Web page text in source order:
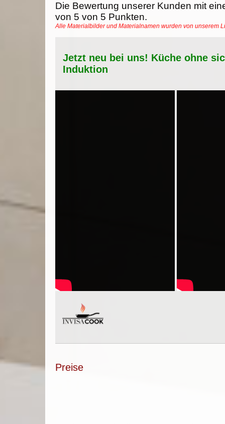
Die Bewertung unserer Kunden mit
von 5 von 5 Punkten.
Alle Materialbilder und Materialnamen wurden von unserem
Jetzt neu bei uns! Küche ohne
Induktion
Preise